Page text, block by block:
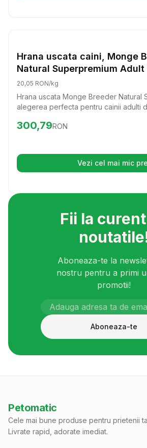
Hrana uscata caini, Monge
Natural Superpremium Adult
Miel & Orez, 15 kg
20,05 RON/kg
Hrana uscata Monge Breeder Natural
alegerea perfecta pentru cainii adulti
hrana ii va oferi catelului tau nutrientii
Preț: 300.79 RON
300,79RON
Vezi cel mai mic
(se
Fii la
Aboneaza-te la
nostru pentru a primi
promotii!
Aboneaza-te
Petomatic
Cele mai bune produse pentru prietenii
Livrate rapid, adorate imediat.